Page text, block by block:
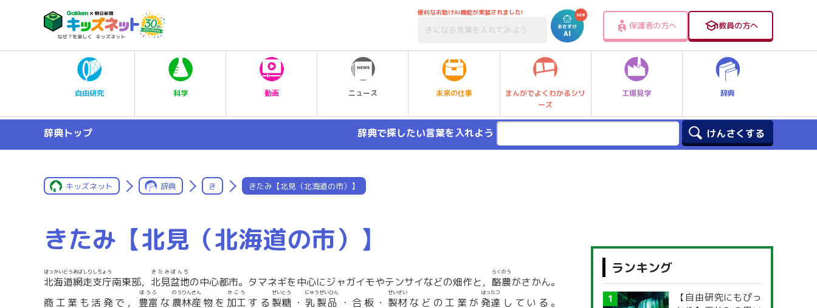
便利なお助けAI機能が実装されました!
保護者の方へ 教員の方へ
自由研究 科学 動画 ニュース 未来の仕事
まんがでよくわかるシリ
ーズ
工場見学 辞典
辞典トップ 辞典で探したい言葉を入れよう
キッズネット 辞典 き きたみ【北見（北海道の市）】
きたみ【北見（北海道の市）】
北海道
ほっかいどう
網走支庁
あばしりしちょう
南東部， 北見盆地
きたみぼんち
の中心都市。タマネギを中心にジャガイモやテンサイなどの畑作と， 酪農
らくのう
がさかん。
商工業も活発で， 豊富
ほうふ
な 農林産
のうりんさん
物を 加工
かこう
する 製糖
せいとう
・ 乳製品
にゅうせいひん
・合板・ 製材
せいざい
などの工業が 発達
はったつ
している。
ランキング
【自由研究にもぴっ